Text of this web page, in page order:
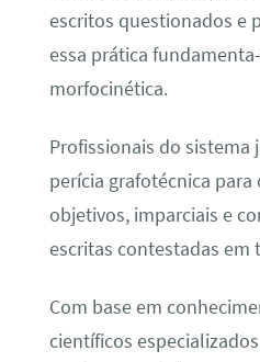
escritos questionados e
essa prática
morfocinética.
Profissionais do sistema
perícia grafotécnica
objetivos, imparciais e
escritas contestadas em
Com base em
científicos